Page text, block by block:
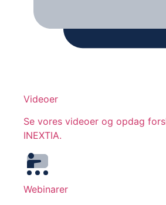
Videoer
Se vores videoer og opdag
INEXTIA.
Webinarer